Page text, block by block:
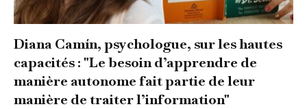
Diana Camín, psychologue, sur les hautes
capacités : "Le besoin d’apprendre de
manière autonome fait partie de leur
manière de traiter l’information"